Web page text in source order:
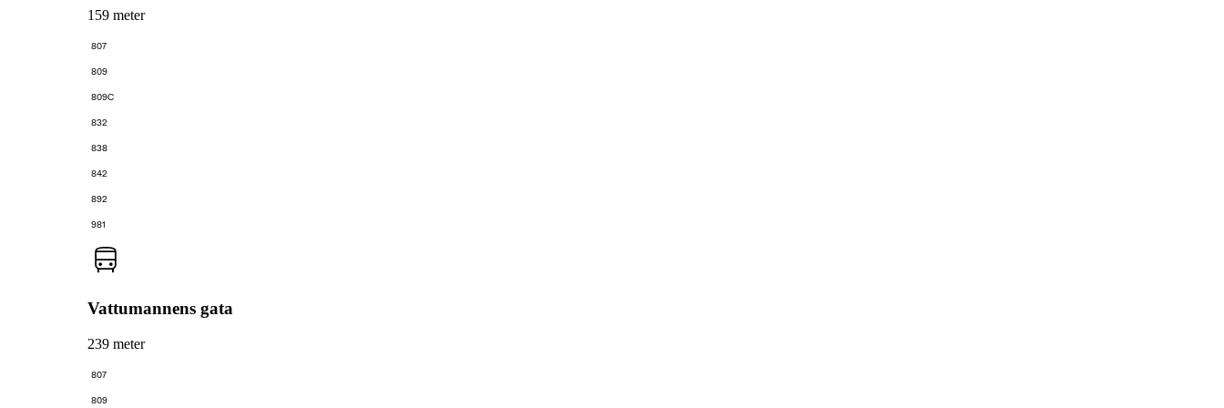
159 meter
807
809
809C
832
838
842
892
981
Vattumannens gata
239 meter
807
809